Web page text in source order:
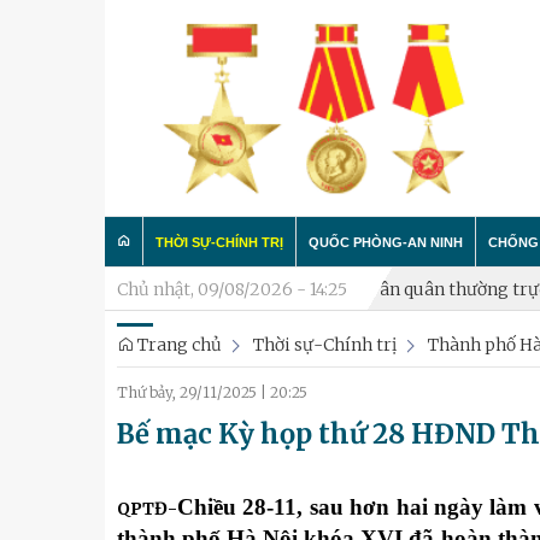
THỜI SỰ-CHÍNH TRỊ
Trong nước
Quân đội
Luận bàn
Thành phố Hà Nội
QUỐC PHÒNG-AN NINH
Công tác Đảng - Công tác
Xây dựng đơn vị
Hậu cần
Làm
Chủ nhật, 09/08/2026 - 14:25
Hòa Lạc thành lập Tiểu đội Dân quân thường trực Phường
Trang chủ Thời sự-Chính trị Thành phố
Thứ bảy, 29/11/2025 20:25
Bế mạc Kỳ họp thứ 28 HĐND
QPTĐ-Chiều 28-11, sau hơn hai ngày